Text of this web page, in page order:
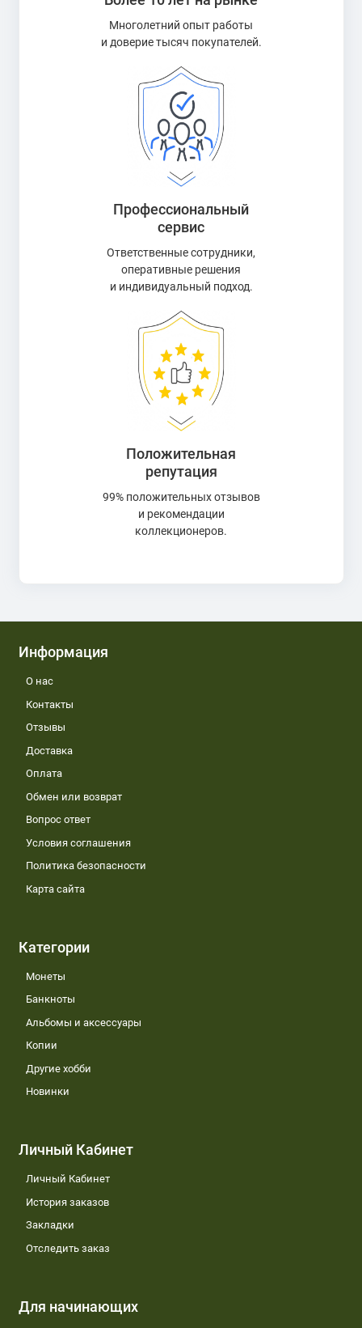
Многолетний опыт работы
и доверие тысяч покупателей.
Профессиональный
сервис
Ответственные сотрудники,
оперативные решения
и индивидуальный подход.
Положительная
репутация
99% положительных отзывов
и рекомендации
коллекционеров.
Информация
О нас
Контакты
Отзывы
Доставка
Оплата
Обмен или возврат
Вопрос ответ
Условия соглашения
Политика безопасности
Карта сайта
Категории
Монеты
Банкноты
Альбомы и аксессуары
Копии
Другие хобби
Новинки
Личный Кабинет
Личный Кабинет
История заказов
Закладки
Отследить заказ
Для начинающих